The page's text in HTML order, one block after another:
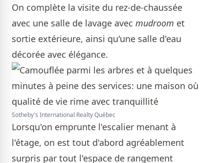
On complète la visite du rez-de-chaussée
avec une salle de lavage avec mudroom et
sortie extérieure, ainsi qu'une salle d'eau
décorée avec élégance.
Sotheby's International Realty Québec
Lorsqu'on emprunte l'escalier menant à
l'étage, on est tout d'abord agréablement
surpris par tout l'espace de rangement